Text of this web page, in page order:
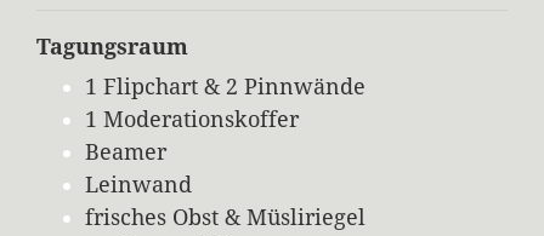
Tagungsraum
1 Flipchart & 2 Pinnwände
1 Moderationskoffer
Beamer
Leinwand
frisches Obst & Müsliriegel